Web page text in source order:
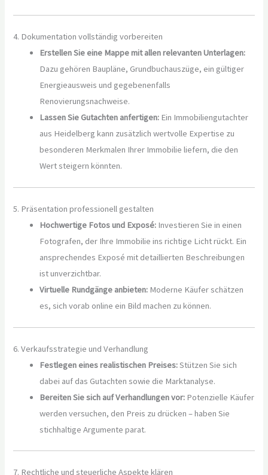
4. Dokumentation vollständig vorbereiten
Erstellen Sie eine Mappe mit allen relevanten Unterlagen:
Dazu gehören Baupläne, Grundbuchauszüge, ein gültiger
Energieausweis und gegebenenfalls
Renovierungsnachweise.
Lassen Sie Gutachten anfertigen: Ein Immobiliengutachter
aus Heidelberg kann zusätzlich wertvolle Expertise zu
besonderen Merkmalen Ihrer Immobilie liefern, die den
Wert steigern könnten.
5. Präsentation professionell gestalten
Hochwertige Fotos und Exposé: Investieren Sie in einen
Fotografen, der Ihre Immobilie ins richtige Licht rückt. Ein
ansprechendes Exposé mit detaillierten Beschreibungen
ist unverzichtbar.
Virtuelle Rundgänge anbieten: Moderne Käufer schätzen
es, sich vorab online ein Bild machen zu können.
6. Verkaufsstrategie und Verhandlung
Festlegen eines realistischen Preises:Stützen Sie sich
dabei auf das Gutachten sowie die Marktanalyse.
Bereiten Sie sich auf Verhandlungen vor: Potenzielle Käufer
werden versuchen, den Preis zu drücken – haben Sie
stichhaltige Argumente parat.
7. Rechtliche und steuerliche Aspekte klären